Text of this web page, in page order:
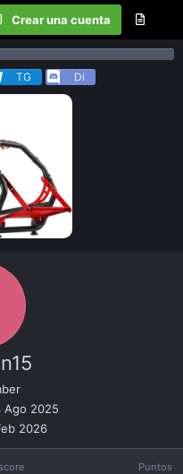
Crear una cuenta
TG Di
Ago 2025
2026
Puntos